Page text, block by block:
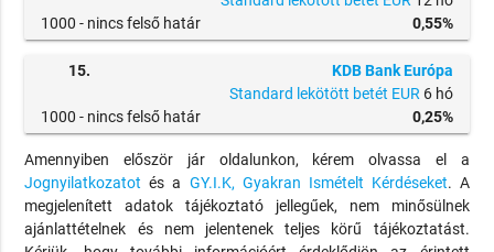
1000 - nincs felső határ 0,55%
15.
KDB Bank Európa
Standard lekötött betét EUR 6 hó
1000 - nincs felső határ 0,25%
Amennyiben először jár oldalunkon, kérem olvassa el a
Jognyilatkozatot és a GY.I.K, Gyakran Ismételt Kérdéseket. A
megjelenített adatok tájékoztató jellegűek, nem minősülnek
ajánlattételnek és nem jelentenek teljes körű tájékoztatást.